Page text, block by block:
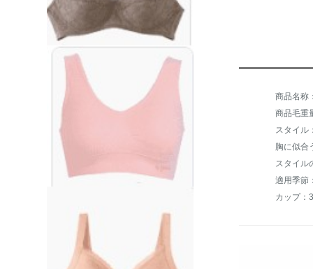
商品毛重
スタイル
胸に似合
スタイル
適用季節
カップ：